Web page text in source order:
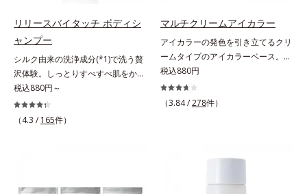
イソステアリル/フィトステリル）
配合＝感触向上成分
リリースバイタッチ ボディシ
ャンプー
シルク由来の洗浄成分(*1)で洗う贅
沢体験。しっとりすべすべ肌をかな
えるボディシャンプー。リリースバ
イタッチ ボディシャンプーふわも
こ濃密泡がからだをやさしく包み、
込みやさしく落とします。さらにヒ
税込880円～
（4.3 / 165件）
マルチクリームアイカラー
アイカラーの発色を引き立てるクリ
ームタイプのアイカラーベース。ア
イカラーの発色とツヤめきを最大限
に引き立てる、クリームタイプのア
イカラーベースです。アイカラーの
をUPさせます。さらに肌にしっか
めます。単品使いももちろんOK！
税込880円
（3.84 /278件）